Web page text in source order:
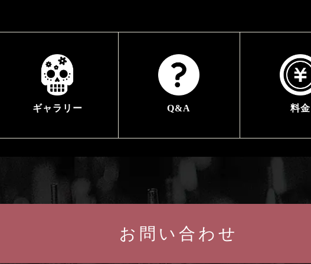
ギャラリー Q&A 料金
お問い合わせ